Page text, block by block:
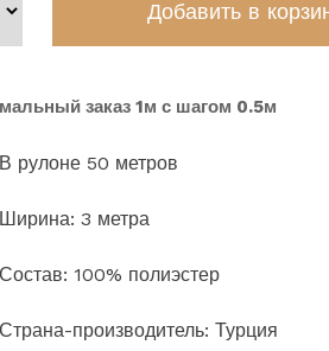
заказ 1м с шагом 0.5м
В рулоне 50 метров
Ширина: 3 метра
Состав: 100% полиэстер
Страна-производитель: Турция